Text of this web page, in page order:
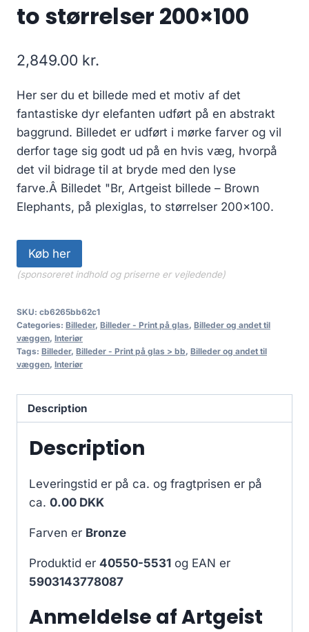
to størrelser 200×100
2,849.00 kr.
Her ser du et billede med et motiv af det
fantastiske dyr elefanten udført på en abstrakt
baggrund. Billedet er udført i mørke farver og vil
derfor tage sig godt ud på en hvis væg, hvorpå
det vil bidrage til at bryde med den lyse
farve.Â Billedet "Br, Artgeist billede – Brown
Elephants, på plexiglas, to størrelser 200×100.
Køb her
(sponsoreret indhold og priserne er vejledende)
SKU: cb6265bb62c1
Categories: Billeder, Billeder - Print på glas, Billeder og andet til
væggen, Interiør
Tags: Billeder, Billeder - Print på glas > bb, Billeder og andet til
væggen, Interiør
Description
Description
Leveringstid er på ca. og fragtprisen er på
ca. 0.00 DKK
Farven er Bronze
Produktid er 40550-5531 og EAN er
5903143778087
Anmeldelse af Artgeist